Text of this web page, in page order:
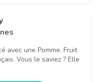
avec une Pomme. Fruit
Vous le saviez ? Elle